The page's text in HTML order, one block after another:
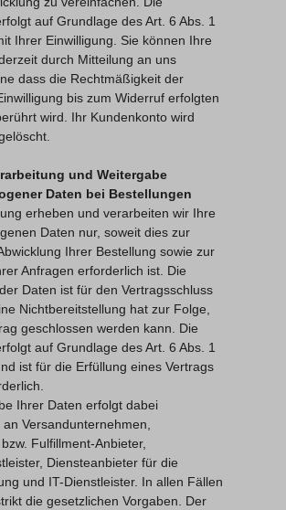
auf Grundlage des Art. 6 Abs. 1
Ihrer Einwilligung. Sie können Ihre
durch Mitteilung an uns
dass die Rechtmäßigkeit der
bis zum Widerruf erfolgten
wird. Ihr Kundenkonto wird
und Weitergabe
Daten bei Bestellungen
erheben und verarbeiten wir Ihre
Daten nur, soweit dies zur
Ihrer Bestellung sowie zur
Anfragen erforderlich ist. Die
Daten ist für den Vertragsschluss
Nichtbereitstellung hat zur Folge,
geschlossen werden kann. Die
auf Grundlage des Art. 6 Abs. 1
ist für die Erfüllung eines Vertrags
Ihrer Daten erfolgt dabei
Versandunternehmen,
Fulfillment-Anbieter,
Diensteanbieter für die
und IT-Dienstleister. In allen Fällen
die gesetzlichen Vorgaben. Der